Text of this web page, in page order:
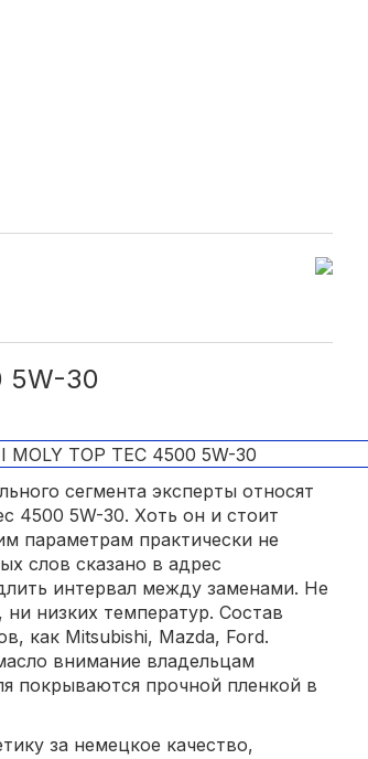
5W-30
сегмента эксперты относят
4500 5W-30. Хоть он и стоит
параметрам практически не
слов сказано в адрес
интервал между заменами. Не
низких температур. Состав
как Mitsubishi, Mazda, Ford.
внимание владельцам
покрываются прочной пленкой в
за немецкое качество,